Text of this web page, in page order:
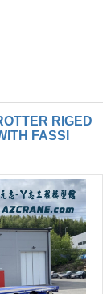
RIGED
FASSI